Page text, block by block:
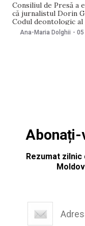
Consiliul de Presă a
că jurnalistul Dorin
Codul deontologic
într-una din
Acestea vizează
Ana-Maria Dolghii - 05
Abonați-
Rezumat